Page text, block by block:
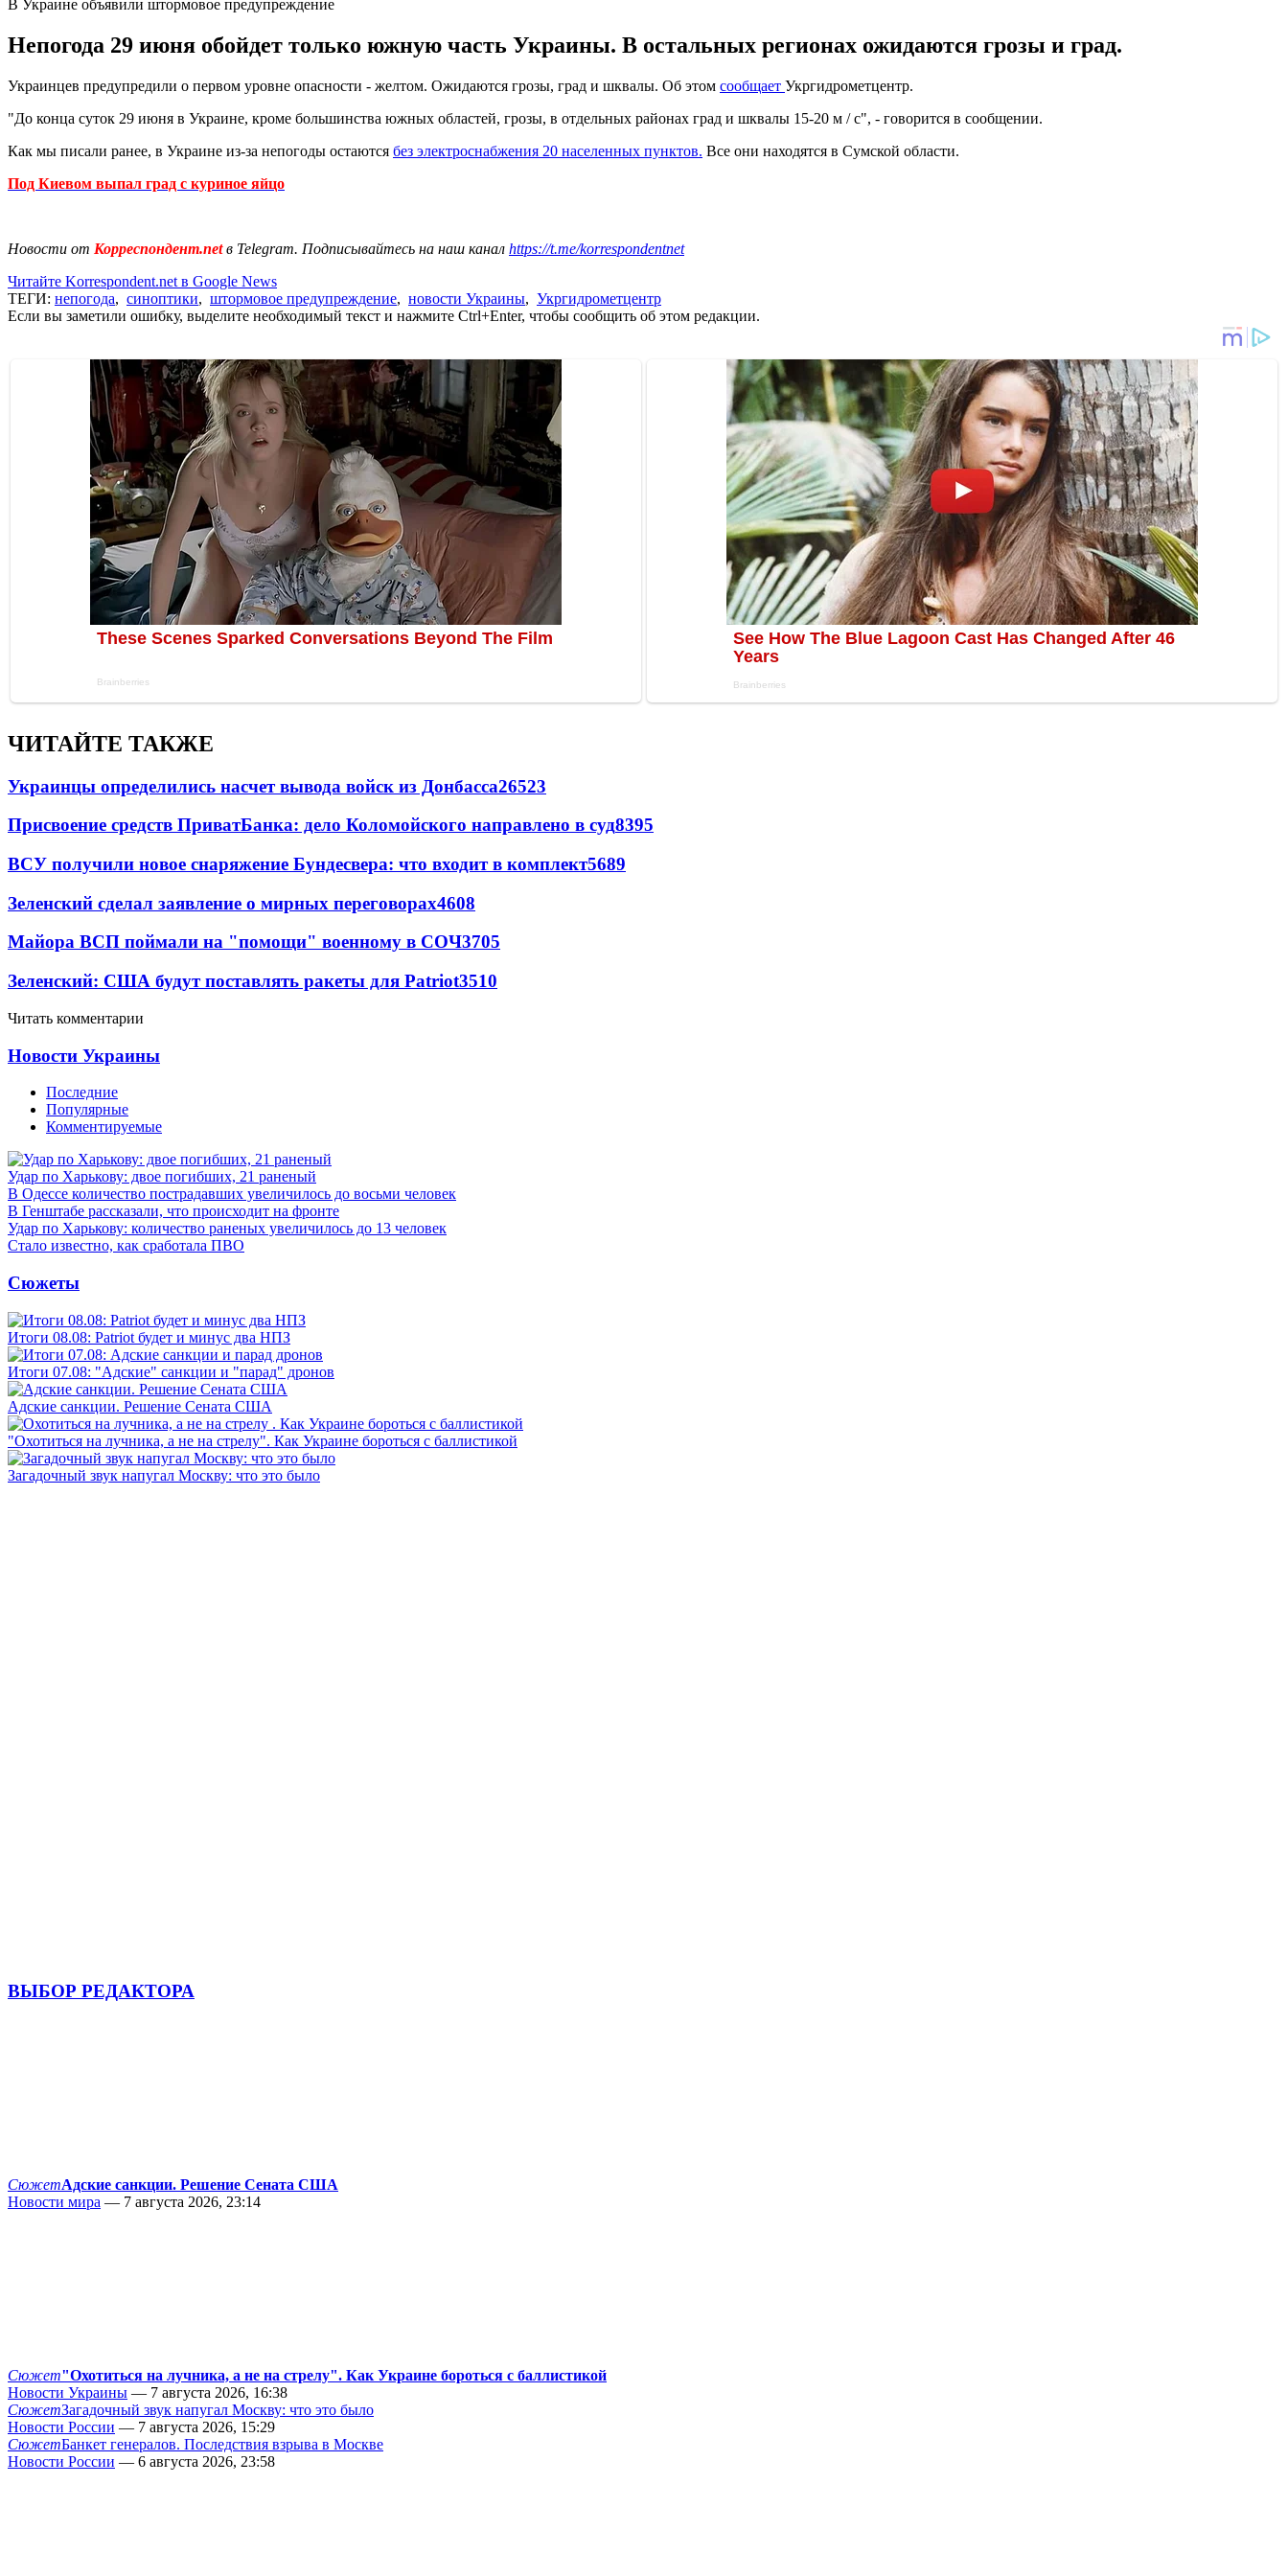
В Украине объявили штормовое предупреждение
Непогода 29 июня обойдет только южную часть Украины. В остальных регионах ожидаются грозы и град.
Украинцев предупредили о первом уровне опасности - желтом. Ожидаются грозы, град и шквалы. Об этом сообщает Укргидрометцентр.
"До конца суток 29 июня в Украине, кроме большинства южных областей, грозы, в отдельных районах град и шквалы 15-20 м / с", - говорится в сообщении.
Как мы писали ранее, в Украине из-за непогоды остаются без электроснабжения 20 населенных пунктов. Все они находятся в Сумской области.
Под Киевом выпал град с куриное яйцо
Новости от Корреспондент.netв Telegram. Подписывайтесь на наш канал https://t.me/korrespondentnet
Читайте Korrespondent.net в Google News
ТЕГИ: непогода, синоптики, штормовое предупреждение, новости Украины, Укргидрометцентр
Если вы заметили ошибку, выделите необходимый текст и нажмите Ctrl+Enter, чтобы сообщить об этом редакции.
ЧИТАЙТЕ ТАКЖЕ
Украинцы определились насчет вывода войск из Донбасса26523
Присвоение средств ПриватБанка: дело Коломойского направлено в суд8395
ВСУ получили новое снаряжение Бундесвера: что входит в комплект5689
Зеленский сделал заявление о мирных переговорах4608
Майора ВСП поймали на "помощи" военному в СОЧ3705
Зеленский: США будут поставлять ракеты для Patriot3510
Читать комментарии
Новости Украины
Последние
Популярные
Комментируемые
Удар по Харькову: двое погибших, 21 раненый
В Одессе количество пострадавших увеличилось до восьми человек
В Генштабе рассказали, что происходит на фронте
Удар по Харькову: количество раненых увеличилось до 13 человек
Стало известно, как сработала ПВО
Сюжеты
Итоги 08.08: Patriot будет и минус два НПЗ
Итоги 07.08: "Адские" санкции и "парад" дронов
Адские санкции. Решение Сената США
"Охотиться на лучника, а не на стрелу". Как Украине бороться с баллистикой
Загадочный звук напугал Москву: что это было
ВЫБОР РЕДАКТОРА
СюжетАдские санкции. Решение Сената США
Новости мира — 7 августа 2026, 23:14
Сюжет"Охотиться на лучника, а не на стрелу". Как Украине бороться с баллистикой
Новости Украины — 7 августа 2026, 16:38
СюжетЗагадочный звук напугал Москву: что это было
Новости России — 7 августа 2026, 15:29
СюжетБанкет генералов. Последствия взрыва в Москве
Новости России — 6 августа 2026, 23:58